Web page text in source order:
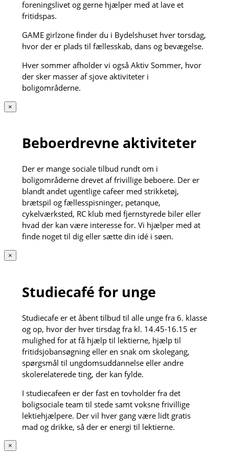
foreningslivet og gerne hjælper med at lave et
fritidspas.
GAME girlzone finder du i Bydelshuset hver torsdag,
hvor der er plads til fællesskab, dans og bevægelse.
Hver sommer afholder vi også Aktiv Sommer, hvor
der sker masser af sjove aktiviteter i
boligområderne.
×
Beboerdrevne aktiviteter
Der er mange sociale tilbud rundt om i
boligområderne drevet af frivillige beboere. Der er
blandt andet ugentlige cafeer med strikketøj,
brætspil og fællesspisninger, petanque,
cykelværksted, RC klub med fjernstyrede biler eller
hvad der kan være interesse for. Vi hjælper med at
finde noget til dig eller sætte din idé i søen.
×
Studiecafé for unge
Studiecafe er et åbent tilbud til alle unge fra 6. klasse
og op, hvor der hver tirsdag fra kl. 14.45-16.15 er
mulighed for at få hjælp til lektierne, hjælp til
fritidsjobansøgning eller en snak om skolegang,
spørgsmål til ungdomsuddannelse eller andre
skolerelaterede ting, der kan fylde.
I studiecafeen er der fast en tovholder fra det
boligsociale team til stede samt voksne frivillige
lektiehjælpere. Der vil hver gang være lidt gratis
mad og drikke, så der er energi til lektierne.
×